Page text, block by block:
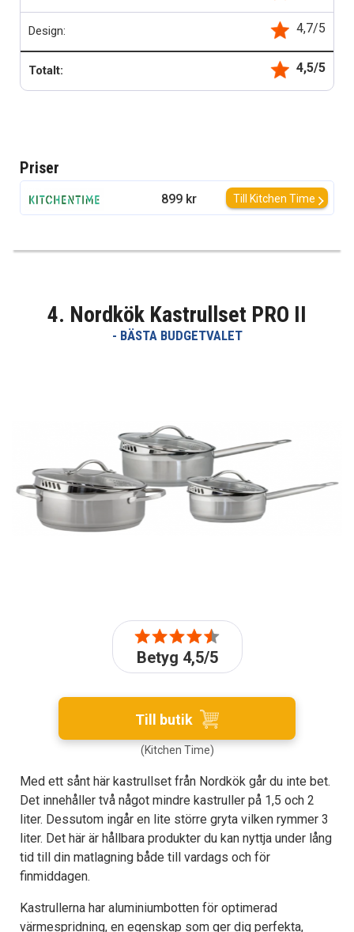
Design: 4,7/5
Totalt: 4,5/5
Priser
Till Kitchen Time
899 kr
4. Nordkök Kastrullset PRO II
- BÄSTA BUDGETVALET
Betyg 4,5/5
Till butik
(Kitchen Time)
Med ett sånt här kastrullset från Nordkök går du inte bet.
Det innehåller två något mindre kastruller på 1,5 och 2
liter. Dessutom ingår en lite större gryta vilken rymmer 3
liter. Det här är hållbara produkter du kan nyttja under lång
tid till din matlagning både till vardags och för
finmiddagen.
Kastrullerna har aluminiumbotten för optimerad
värmespridning, en egenskap som ger dig perfekta,